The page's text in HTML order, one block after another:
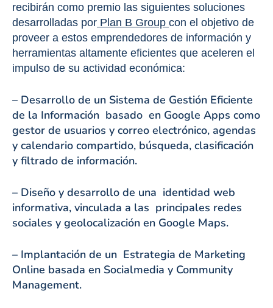
recibirán como premio las siguientes soluciones
desarrolladas por Plan B Group con el objetivo de
proveer a estos emprendedores de información y
herramientas altamente eficientes que aceleren el
impulso de su actividad económica:
– Desarrollo de un Sistema de Gestión Eficiente
de la Información basado en Google Apps como
gestor de usuarios y correo electrónico, agendas
y calendario compartido, búsqueda, clasificación
y filtrado de información.
– Diseño y desarrollo de una identidad web
informativa, vinculada a las principales redes
sociales y geolocalización en Google Maps.
– Implantación de un Estrategia de Marketing
Online basada en Socialmedia y Community
Management.